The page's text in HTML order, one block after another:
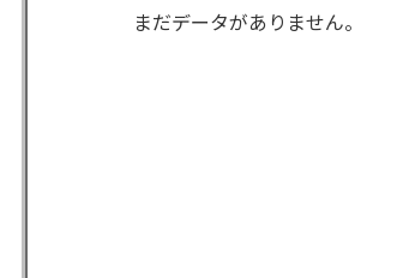
まだデータがありません。